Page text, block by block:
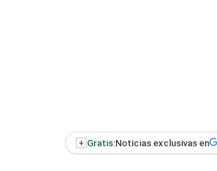
+ Gratis:Noticias exclusivas en